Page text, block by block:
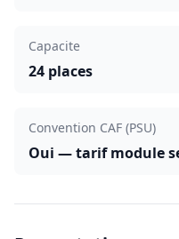
Capacite
24 places
Convention CAF (PSU)
Oui — tarif module